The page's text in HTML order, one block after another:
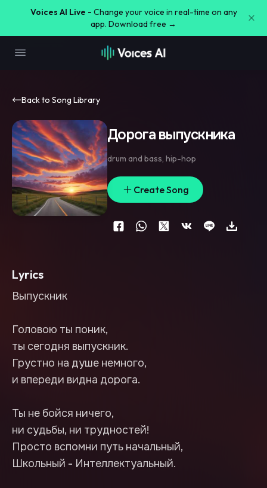
Voices AI Live - Change your voice in real-time on any
app. Download free →
Back to Song Library
Дорога выпускника
drum and bass, hip-hop
Create Song
Lyrics
Выпускник
Головою ты поник,
ты сегодня выпускник.
Грустно на душе немного,
и впереди видна дорога.
Ты не бойся ничего,
ни судьбы, ни трудностей!
Просто вспомни путь начальный,
Школьный - Интеллектуальный.